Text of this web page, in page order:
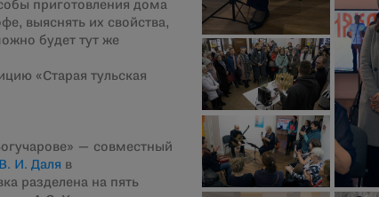
приготовления дома
выяснять их свойства,
будет тут же
«Старая тульская
— совместный
И. Даля в
разделена на пять